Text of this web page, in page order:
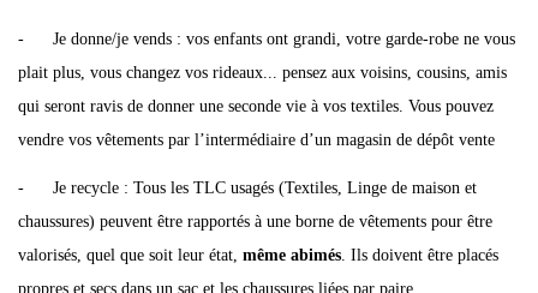
- Je donne/je vends : vos enfants ont grandi, votre garde-robe ne vous
plait plus, vous changez vos rideaux... pensez aux voisins, cousins, amis
qui seront ravis de donner une seconde vie à vos textiles. Vous pouvez
vendre vos vêtements par l’intermédiaire d’un magasin de dépôt vente
- Je recycle : Tous les TLC usagés (Textiles, Linge de maison et
chaussures) peuvent être rapportés à une borne de vêtements pour être
valorisés, quel que soit leur état, même abimés. Ils doivent être placés
propres et secs dans un sac et les chaussures liées par paire.